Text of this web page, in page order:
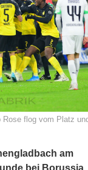
Rose flog vom Platz
am
bei Borussia